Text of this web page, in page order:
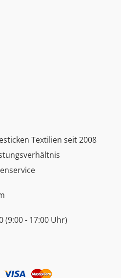
Textilien seit 2008
(9:00 - 17:00 Uhr)